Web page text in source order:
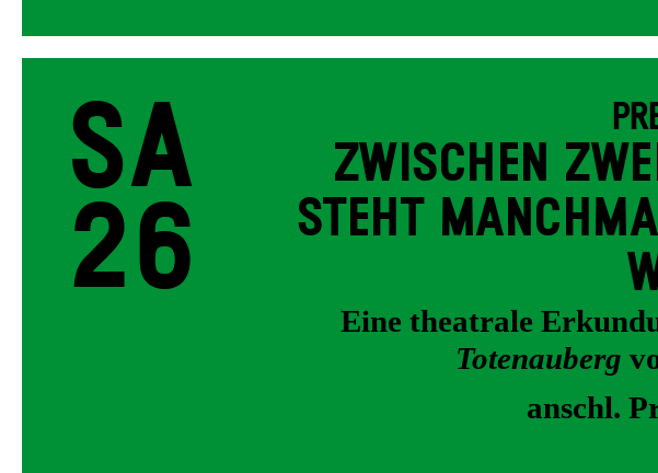
Sa
26
ZWISCHEN
STEHT
Eine theatrale
Totenauberg
anschl.